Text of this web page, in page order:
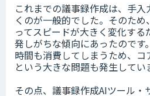
これまでの議事録作成は、手
くのが一般的でした。そのた
ってスピードが大きく変化す
発しがちな傾向にあったのです
時間も消費してしまうため、
という大きな問題も発生してい
その点、議事録作成AIツール・